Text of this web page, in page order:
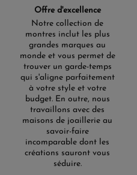
Offre d'excellence
Notre collection de
montres inclut les plus
grandes marques au
monde et vous permet de
trouver un garde-temps
qui s'aligne parfaitement
à votre style et votre
budget. En outre, nous
travaillons avec des
maisons de joaillerie au
savoir-faire
incomparable dont les
créations sauront vous
séduire.